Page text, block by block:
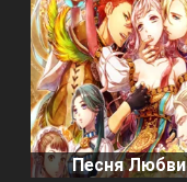
Песня Любви